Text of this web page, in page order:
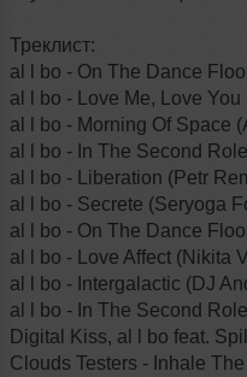
Треклист:
al l bo - On The Dance
al l bo - Love Me, Love
al l bo - Morning Of Space
al l bo - In The Second
al l bo - Liberation (Petr
al l bo - Secrete (Seryoga
al l bo - On The Dance
al l bo - Love Affect (Nikita
al l bo - Intergalactic (DJ
al l bo - In The Second
Digital Kiss, al l bo feat.
Clouds Testers - Inhale